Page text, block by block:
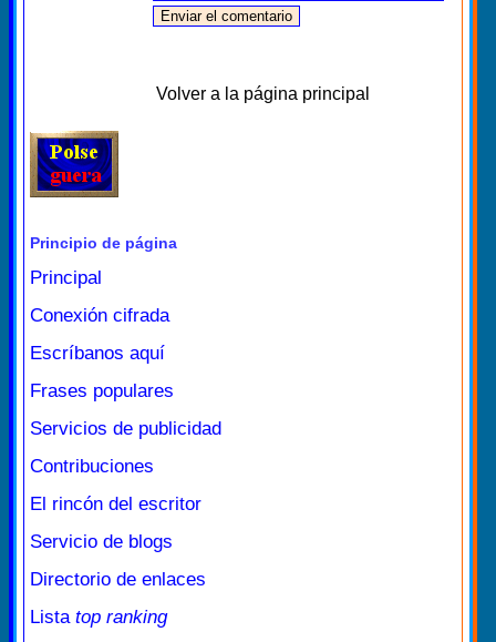
Volver a la página principal
Principio de página
Principal
Conexión cifrada
Escríbanos aquí
Frases populares
Servicios de publicidad
Contribuciones
El rincón del escritor
Servicio de blogs
Directorio de enlaces
Lista top ranking